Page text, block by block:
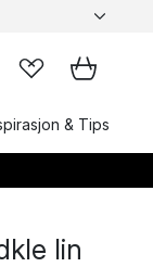
& Tips
lin